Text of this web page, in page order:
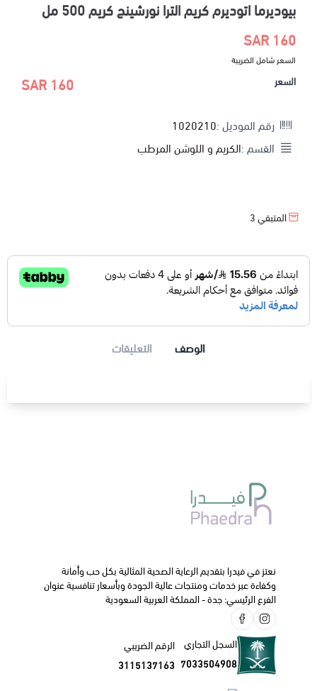
بيوديرما اتوديرم كريم الترا نورشينج كريم 500 مل
160 SAR
السعر شامل الضريبة
السعر 160 SAR
رقم الموديل : 1020210
القسم : الكريم و اللوشن المرطب
المتبقي3
الوصف التعليقات
نعتز في فيدرا بتقديم الرعاية الصحية المثالية بكل حب وأمانة
وكفاءة عبر خدمات ومنتجات عالية الجودة وبأسعار تنافسية عنوان
الفرع الرئيسي: جدة - المملكة العربية السعودية
السجل التجاري
7033504908
الرقم الضريبي
3115137163